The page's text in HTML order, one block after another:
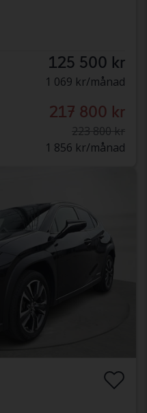
125 500 kr
1 069 kr/månad
217 800 kr
223 800 kr
1 856 kr/månad